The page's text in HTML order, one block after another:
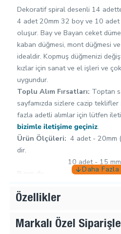
Dekoratif spiral desenli 14
4 adet 20mm 32 boy ve 10
oluşur. Bay ve Bayan ceket
kaban düğmesi, mont düğmesi
idealdir. Kopmuş düğmenizi
kızlar için sanat ve el işleri ve
uygundur.
Toplu Alım Fırsatları: Toptan
sayfamızda sizlere cazip
fazla adetli alımlar için lütfen
bizimle iletişime geçiniz.
Ürün Ölçüleri: 4 adet - 20mm
dir.
10 adet - 15
9 mm dir.
olan Zamak metalden ile
için korunaklı ambalajlara
Özellikler
Markalı Özel